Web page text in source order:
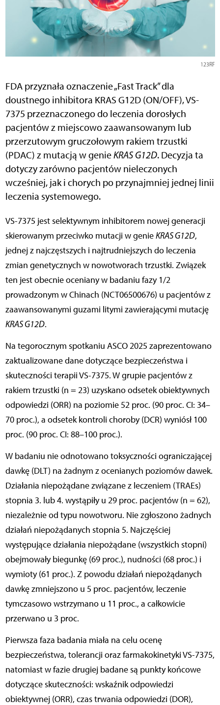
123RF
FDA przyznała oznaczenie „Fast Track” dla
doustnego inhibitora KRAS G12D (ON/OFF), VS-
7375 przeznaczonego do leczenia dorosłych
pacjentów z miejscowo zaawansowanym lub
przerzutowym gruczołowym rakiem trzustki
(PDAC) z mutacją w genieKRAS G12D. Decyzja ta
dotyczy zarówno pacjentów nieleczonych
wcześniej, jak i chorych po przynajmniej jednej linii
leczenia systemowego.
VS-7375 jest selektywnym inhibitorem nowej generacji
skierowanym przeciwko mutacji w genieKRAS G12D,
jednej z najczęstszych i najtrudniejszych do leczenia
zmian genetycznych w nowotworach trzustki. Związek
ten jest obecnie oceniany w badaniu fazy 1/2
prowadzonym w Chinach (NCT06500676) u pacjentów z
zaawansowanymi guzami litymi zawierającymi mutację
KRAS G12D.
Na tegorocznym spotkaniu ASCO 2025 zaprezentowano
zaktualizowane dane dotyczące bezpieczeństwa i
skuteczności terapii VS-7375. W grupie pacjentów z
rakiem trzustki (n = 23) uzyskano odsetek obiektywnych
odpowiedzi (ORR) na poziomie 52 proc. (90 proc. CI: 34–
70 proc.), a odsetek kontroli choroby (DCR) wyniósł 100
proc. (90 proc. CI: 88–100 proc.).
W badaniu nie odnotowano toksyczności ograniczającej
dawkę (DLT) na żadnym z ocenianych poziomów dawek.
Działania niepożądane związane z leczeniem (TRAEs)
stopnia 3. lub 4. wystąpiły u 29 proc. pacjentów (n = 62),
niezależnie od typu nowotworu. Nie zgłoszono żadnych
działań niepożądanych stopnia 5. Najczęściej
występujące działania niepożądane (wszystkich stopni)
obejmowały biegunkę (69 proc.), nudności (68 proc.) i
wymioty (61 proc.). Z powodu działań niepożądanych
dawkę zmniejszono u 5 proc. pacjentów, leczenie
tymczasowo wstrzymano u 11 proc., a całkowicie
przerwano u 3 proc.
Pierwsza faza badania miała na celu ocenę
bezpieczeństwa, tolerancji oraz farmakokinetyki VS-7375,
natomiast w fazie drugiej badane są punkty końcowe
dotyczące skuteczności: wskaźnik odpowiedzi
obiektywnej (ORR), czas trwania odpowiedzi (DOR),